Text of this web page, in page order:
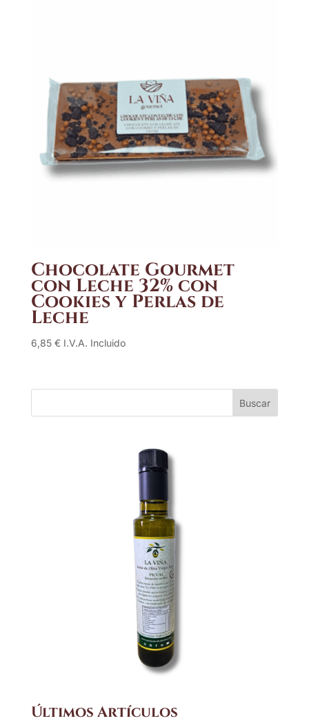
Chocolate Gourmet
con Leche 32% con
Cookies y Perlas de
Leche
6,85 € I.V.A. Incluido
Buscar
Últimos Artículos